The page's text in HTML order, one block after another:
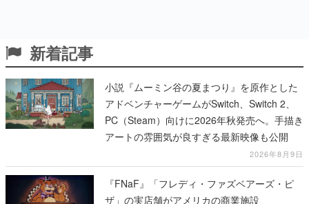
新着記事
小説『ムーミン谷の夏まつり』を原作とした
アドベンチャーゲームがSwitch、Switch 2、
PC（Steam）向けに2026年秋発売へ。手描き
アートの雰囲気が良すぎる最新映像も公開
2026年8月9日
『FNaF』「フレディ・ファズベアーズ・ピ
ザ」の実店舗がアメリカの商業施設